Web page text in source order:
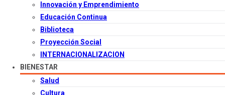
Innovación y Emprendimiento
Educación Continua
Biblioteca
Proyección Social
INTERNACIONALIZACION
BIENESTAR
Salud
Cultura